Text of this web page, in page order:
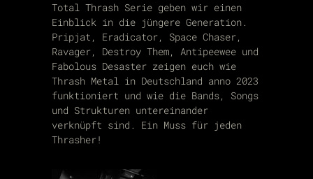
Total Thrash Serie geben wir einen
Einblick in die jüngere Generation.
Pripjat, Eradicator, Space Chaser,
Ravager, Destroy Them, Antipeewee und
Fabolous Desaster zeigen euch wie
Thrash Metal in Deutschland anno 2023
funktioniert und wie die Bands, Songs
und Strukturen untereinander
verknüpft sind. Ein Muss für jeden
Thrasher!